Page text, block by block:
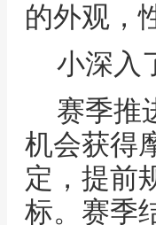
的外观，
小深入
赛季推
机会获得
定，提前
标。赛季